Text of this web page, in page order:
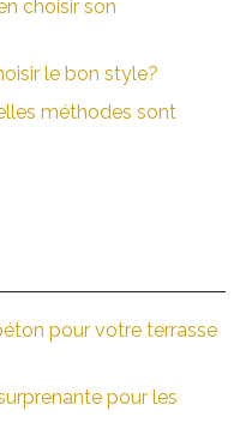
choisir son
le bon style?
méthodes sont
pour votre terrasse
pour les